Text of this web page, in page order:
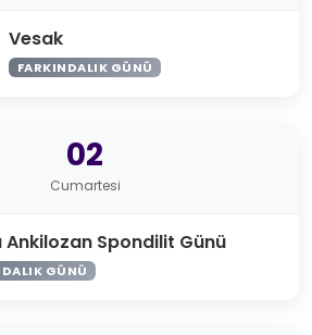
Vesak
FARKINDALIK GÜNÜ
02
Cumartesi
Ankilozan Spondilit Günü
GÜNÜ